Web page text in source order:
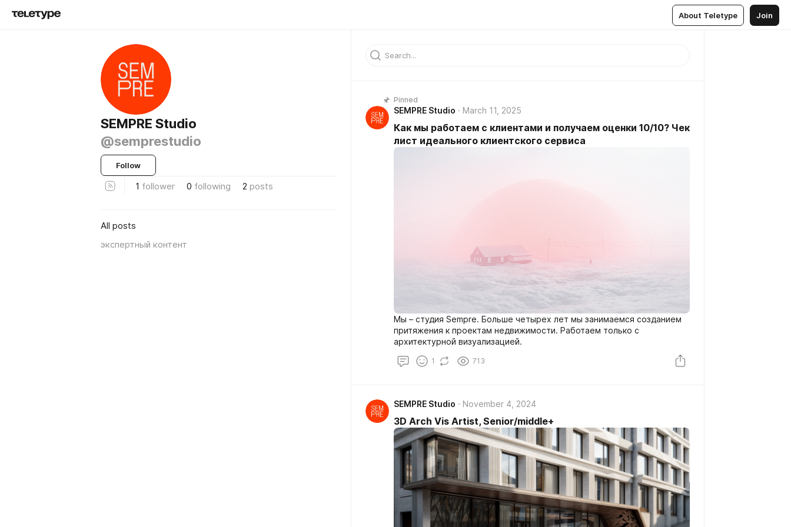
About Teletype Join
SEMPRE Studio
@semprestudio
Follow
1 follower 0 following 2 posts
All posts
экспертный контент
Pinned
SEMPRE Studio March 11, 2025
Как мы работаем с клиентами и получаем оценки 10/10? Чек
лист идеального клиентского сервиса
Мы – студия Sempre. Больше четырех лет мы занимаемся созданием
притяжения к проектам недвижимости. Работаем только с
архитектурной визуализацией.
1 713
SEMPRE Studio November 4, 2024
3D Arch Vis Artist, Senior/middle+